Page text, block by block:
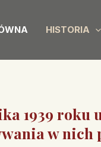
HISTORIA
1939 roku
w nich